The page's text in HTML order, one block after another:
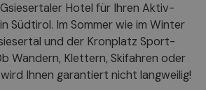
Hotel für Ihren Aktiv-
Südtirol. Im Sommer wie im Winter
und der Kronplatz Sport-
Wandern, Klettern, Skifahren oder
Ihnen garantiert nicht langweilig!